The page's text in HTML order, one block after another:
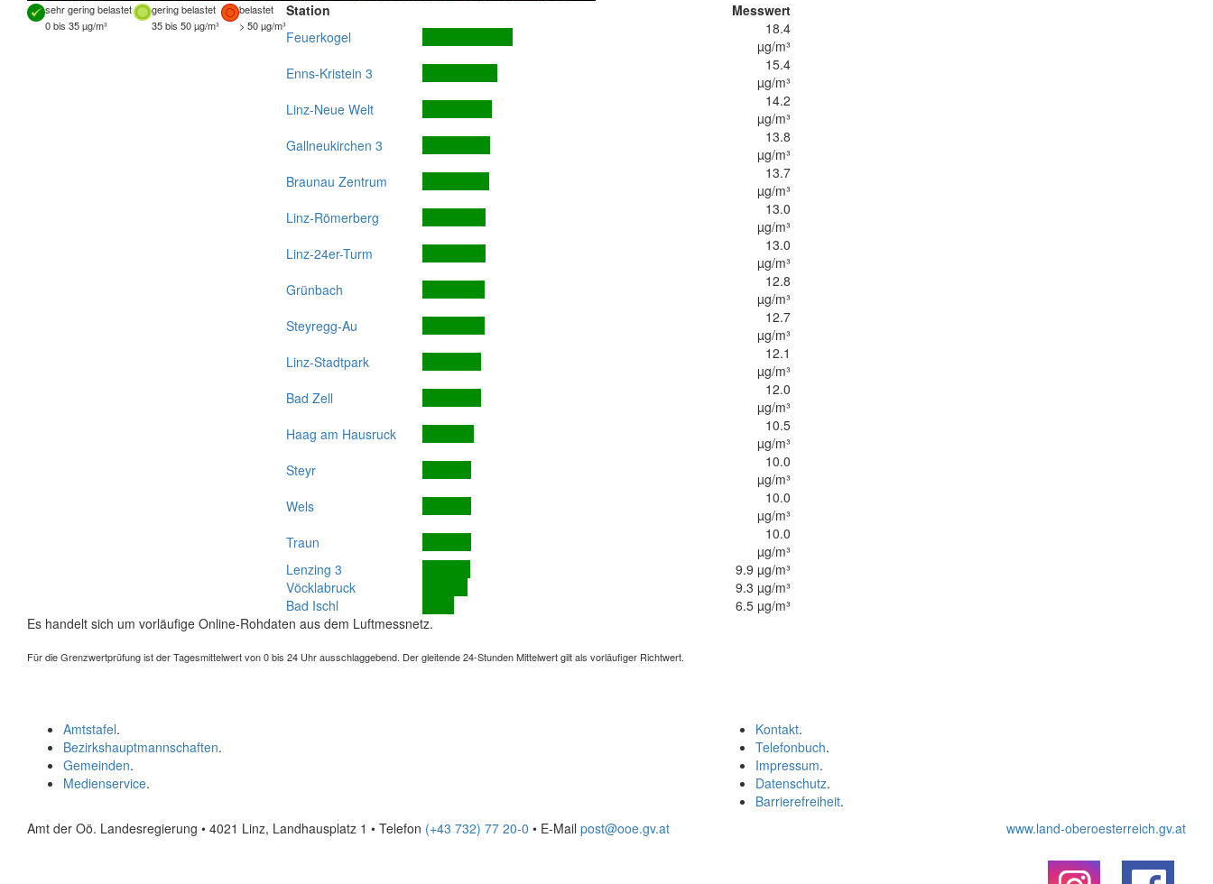
sehr gering belastet gering belastet
belastet
0 bis 35 µg/m³
35 bis 50 µg/m³ > 50 µg/m³
Station
Messwert
Feuerkogel
18.4
µg/m³
Enns-Kristein 3
15.4
µg/m³
Linz-Neue Welt
14.2
µg/m³
Gallneukirchen 3
13.8
µg/m³
Braunau Zentrum
13.7
µg/m³
Linz-Römerberg
13.0
µg/m³
Linz-24er-Turm
13.0
µg/m³
Grünbach
12.8
µg/m³
Steyregg-Au
12.7
µg/m³
Linz-Stadtpark
12.1
µg/m³
Bad Zell
12.0
µg/m³
Haag am Hausruck
10.5
µg/m³
Steyr
10.0
µg/m³
Wels
10.0
µg/m³
Traun
10.0
µg/m³
Lenzing 3
9.9 µg/m³
Vöcklabruck
9.3 µg/m³
Bad Ischl
6.5 µg/m³
Es handelt sich um vorläufige Online-Rohdaten aus dem Luftmessnetz.
Für die Grenzwertprüfung ist der Tagesmittelwert von 0 bis 24 Uhr ausschlaggebend. Der gleitende 24-Stunden Mittelwert gilt als vorläufiger Richtwert.
Kontakt.
Telefonbuch.
Impressum.
Datenschutz.
Barrierefreiheit.
Amtstafel.
Bezirkshauptmannschaften.
Gemeinden.
Medienservice.
Amt der Oö. Landesregierung • 4021 Linz, Landhausplatz 1 • Telefon (+43 732) 77 20-0 • E-Mail post@ooe.gv.at www.land-oberoesterreich.gv.at